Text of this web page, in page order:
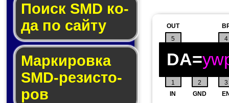
Поиск SMD ко­
да по сай­ту
Маркировка
SMD-ре­зис­то­
ров
1 2 3
4
IN GND
5
OUT
DA=